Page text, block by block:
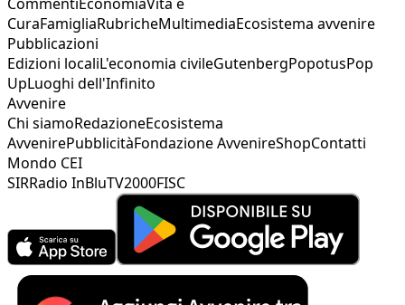
CuraFamigliaRubricheMultimediaEcosistema avvenire
Pubblicazioni
Edizioni localiL'economia civileGutenbergPopotusPop
UpLuoghi dell'Infinito
Avvenire
Chi siamoRedazioneEcosistema
AvvenirePubblicitàFondazione AvvenireShopContatti
Mondo CEI
SIRRadio InBluTV2000FISC